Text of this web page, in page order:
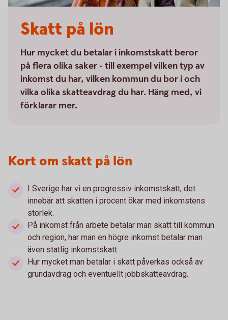
Skatt på lön
Hur mycket du betalar i inkomstskatt beror
på flera olika saker - till exempel vilken typ av
inkomst du har, vilken kommun du bor i och
vilka olika skatteavdrag du har. Häng med, vi
förklarar mer.
Kort om skatt på lön
I Sverige har vi en progressiv inkomstskatt, det
innebär att skatten i procent ökar med inkomstens
storlek.
På inkomst från arbete betalar man skatt till kommun
och region, har man en högre inkomst betalar man
även statlig inkomstskatt.
Hur mycket man betalar i skatt påverkas också av
grundavdrag och eventuellt jobbskatteavdrag.